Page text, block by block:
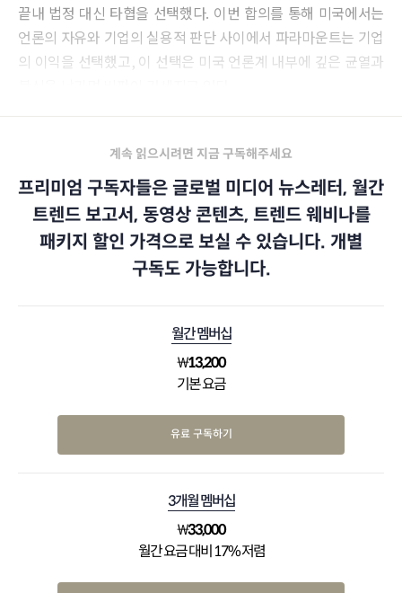
끝내 법정 대신 타협을 선택했다. 이번 합의를 통해 미국에서는
언론의 자유와 기업의 실용적 판단 사이에서 파라마운트는 기업
의 이익을 선택했고, 이 선택은 미국 언론계 내부에 깊은 균열과
계속 읽으시려면 지금 구독해주세요
프리미엄 구독자들은 글로벌 미디어 뉴스레터, 월간
트렌드 보고서, 동영상 콘텐츠, 트렌드 웨비나를
패키지 할인 가격으로 보실 수 있습니다. 개별
구독도 가능합니다.
월간 멤버십
₩13,200
기본 요금
유료 구독하기
3개월 멤버십
₩33,000
월간 요금 대비 17% 저렴